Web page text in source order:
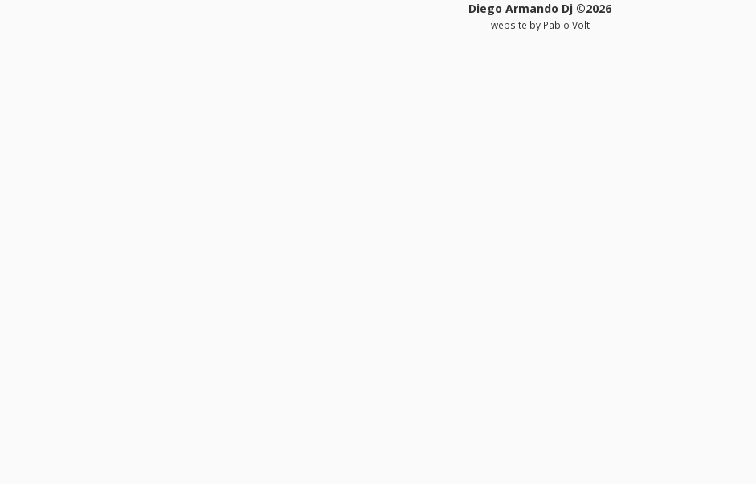
Diego Armando Dj ©2026
website by Pablo Volt